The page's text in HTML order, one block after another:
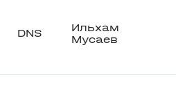
DNS
Ильхам
Мусаев